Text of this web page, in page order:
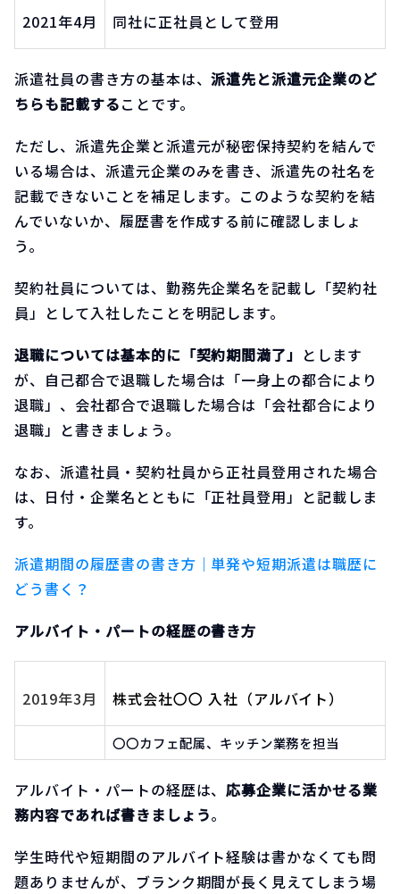
2021年4月 同社に正社員として登用
派遣社員の書き方の基本は、派遣先と派遣元企業のど
ちらも記載することです。
ただし、派遣先企業と派遣元が秘密保持契約を結んで
いる場合は、派遣元企業のみを書き、派遣先の社名を
記載できないことを補足します。このような契約を結
んでいないか、履歴書を作成する前に確認しましょ
う。
契約社員については、勤務先企業名を記載し「契約社
員」として入社したことを明記します。
退職については基本的に「契約期間満了」 とします
が、自己都合で退職した場合は「一身上の都合により
退職」、会社都合で退職した場合は「会社都合により
退職」と書きましょう。
なお、派遣社員・契約社員から正社員登用された場合
は、日付・企業名とともに「正社員登用」と記載しま
す。
派遣期間の履歴書の書き方｜単発や短期派遣は職歴に
どう書く？
アルバイト・パートの経歴の書き方
2019年3月 株式会社〇〇 入社（アルバイト）
〇〇カフェ配属、キッチン業務を担当
アルバイト・パートの経歴は、応募企業に活かせる業
務内容であれば書きましょう。
学生時代や短期間のアルバイト経験は書かなくても問
題ありませんが、ブランク期間が長く見えてしまう場